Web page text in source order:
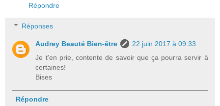
Répondre
Réponses
Audrey Beauté Bien-être
22 juin 2017 à 09:33
Je t'en prie, contente de savoir que ça pourra servir à
certaines!
Bises
Répondre